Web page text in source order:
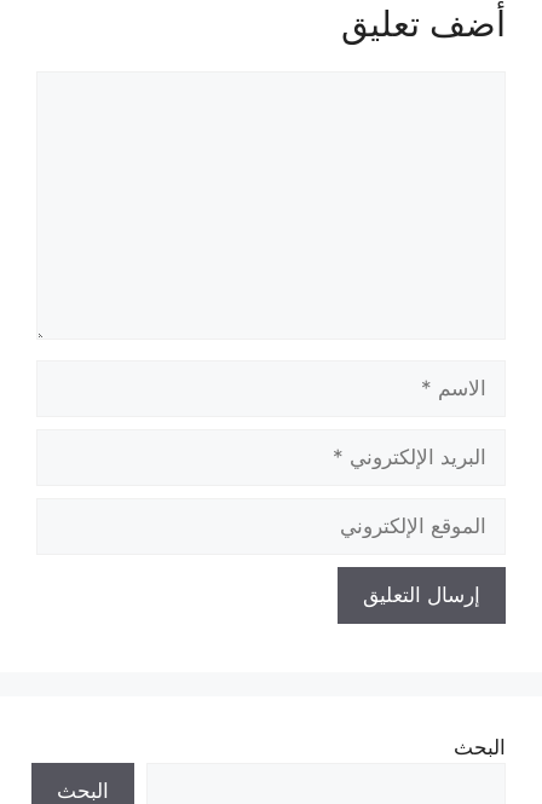
أضف تعليق
الإلكتروني
الإلكتروني
البحث
البحث